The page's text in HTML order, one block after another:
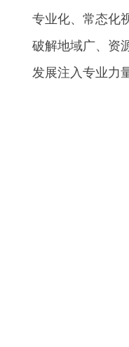
专业化、常态化
破解地域广、资
发展注入专业力